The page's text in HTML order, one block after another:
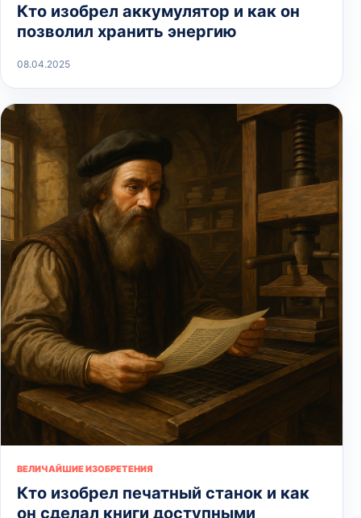
Кто изобрел аккумулятор и как он
позволил хранить энергию
08.04.2025
ВЕЛИЧАЙШИЕ ИЗОБРЕТЕНИЯ
Кто изобрел печатный станок и как
он сделал книги доступными